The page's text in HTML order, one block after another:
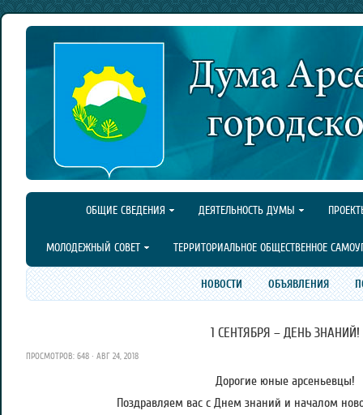
ОБЩИЕ СВЕДЕНИЯ ДЕЯТЕЛЬНОСТЬ ДУМЫ
МОЛОДЕЖНЫЙ СОВЕТ ТЕРРИТОРИАЛЬНОЕ ОБЩЕСТВЕННОЕ
НОВОСТИ ОБЪЯВЛЕНИЯ
1 СЕНТЯБРЯ – ДЕНЬ ЗНАНИЙ!
ПРОСМОТРОВ: 648 · АВГ 24, 2018
Дорогие юные арсеньевцы!
Поздравляем вас с Днем знаний и началом